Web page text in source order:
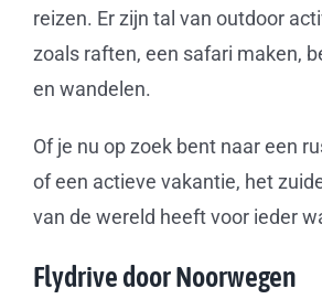
reizen. Er zijn tal van outdoor
zoals raften, een safari maken,
en wandelen.
Of je nu op zoek bent naar een
of een actieve vakantie, het
van de wereld heeft voor ieder
Flydrive door Noorwegen